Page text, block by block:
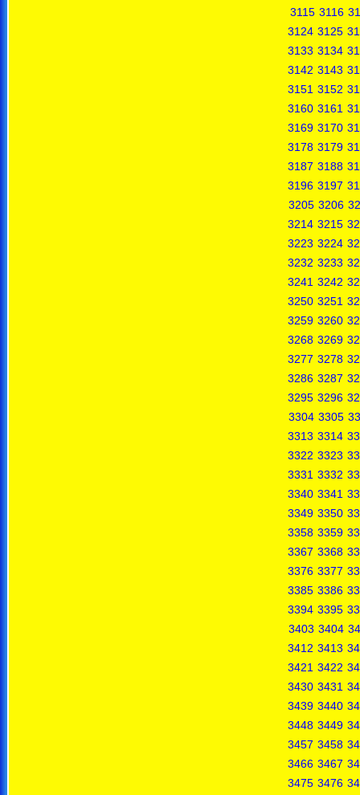
3115 3116
3124 3125
3133 3134
3142 3143
3151 3152
3160 3161
3169 3170
3178 3179
3187 3188
3196 3197
3205 3206
3214 3215
3223 3224
3232 3233
3241 3242
3250 3251
3259 3260
3268 3269
3277 3278
3286 3287
3295 3296
3304 3305
3313 3314
3322 3323
3331 3332
3340 3341
3349 3350
3358 3359
3367 3368
3376 3377
3385 3386
3394 3395
3403 3404
3412 3413
3421 3422
3430 3431
3439 3440
3448 3449
3457 3458
3466 3467
3475 3476